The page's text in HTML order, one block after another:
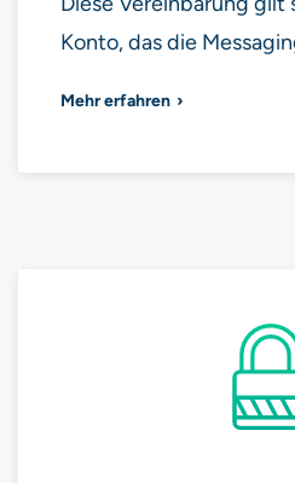
Konto, das die
Mehr erfahren